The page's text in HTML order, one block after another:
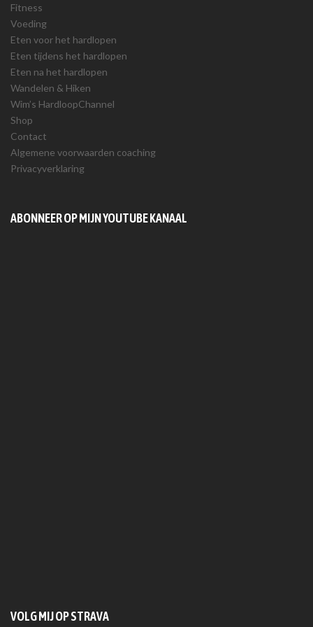
Fitness
Voeding
Eten voor het hardlopen
Eten tijdens het hardlopen
Eten na het hardlopen
Wandelen & Hiken
Wim’s HardloopChannel
Shop
Contact
Algemene voorwaarden coaching
Privacyverklaring
ABONNEER OP MIJN YOUTUBE KANAAL
VOLG MIJ OP STRAVA